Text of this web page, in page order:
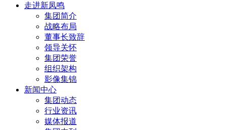
走进新凤鸣
集团简介
战略布局
董事长致辞
领导关怀
集团荣誉
组织架构
影像集锦
新闻中心
集团动态
行业资讯
媒体报道